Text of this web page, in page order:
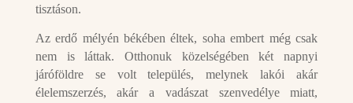
tisztáson.
Az erdő mélyén békében éltek, soha embert még csak
nem is láttak. Otthonuk közelségében két napnyi
járóföldre se volt település, melynek lakói akár
élelemszerzés, akár a vadászat szenvedélye miatt,